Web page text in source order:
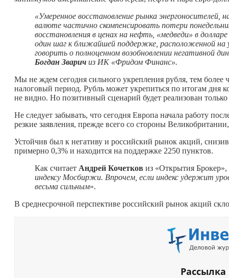
«Умеренное восстановление рынка энергоносителей,
валюте частично скомпенсировать потери
восстановления в ценах на нефть, «медведи» в
один шаг к ближайшей поддержке, расположенной
говорить о полноценном возобновлении негативной
Богдан Зварич из ИК «Фридом Финанс».
Мы не ждем сегодня сильного укрепления рубля, тем
налоговый период. Рубль может укрепиться по итогам дня
не видно. Но позитивный сценарий будет реализован
Не следует забывать, что сегодня Европа начала работу
резкие заявления, прежде всего со стороны
Устойчив был к негативу и российский рынок акций,
примерно 0,3% и находится на поддержке 2250 пунктов.
Как считает Андрей Кочетков из «Открытия Брокер»,
индексу Мосбиржи. Впрочем, если индекс удержит
весьма сильным».
В среднесрочной перспективе российский рынок акций